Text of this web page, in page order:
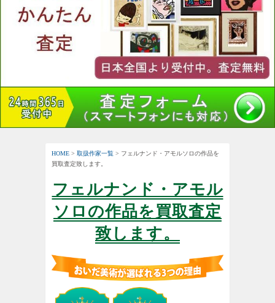
HOME > 取扱作家一覧 > フェルナンド・アモルソロの作品を
買取査定致します。
フェルナンド・アモル
ソロの作品を買取査定
致します。